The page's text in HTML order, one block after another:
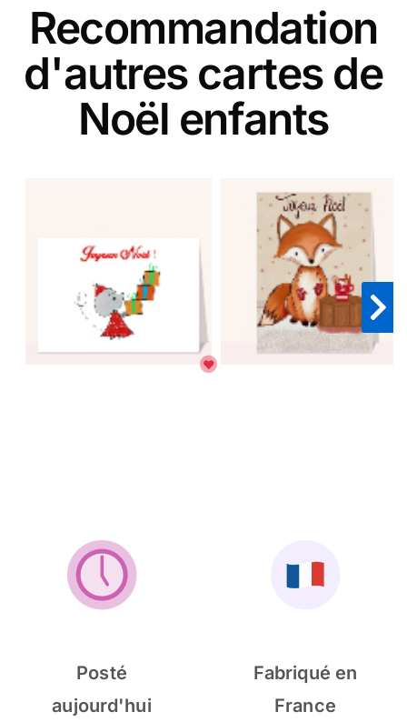
Recommandation
d'autres cartes de
Noël enfants
Posté
aujourd'hui
Fabriqué en
France